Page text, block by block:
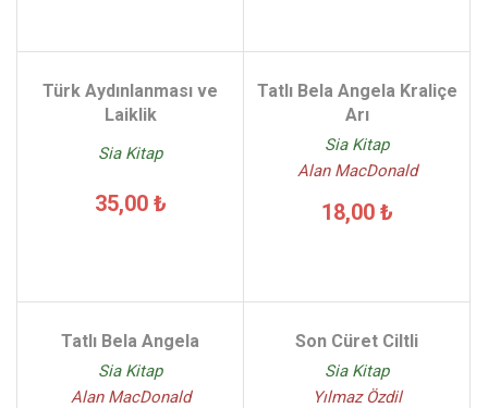
Türk Aydınlanması ve
Laiklik
Sia Kitap
35,00 ₺
Tatlı Bela Angela Kraliçe
Arı
Sia Kitap
Alan MacDonald
18,00 ₺
Tatlı Bela Angela
Sia Kitap
Alan MacDonald
Son Cüret Ciltli
Sia Kitap
Yılmaz Özdil